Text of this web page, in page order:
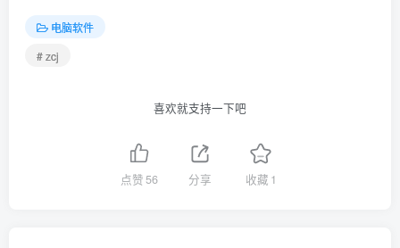
电脑软件
# zcj
喜欢就支持一下吧
点赞 56 分享 收藏 1